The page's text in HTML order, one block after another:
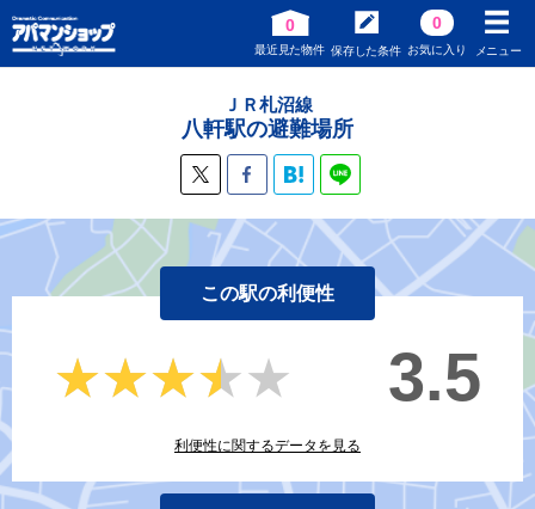
0
最近見た物件 保存した条件
0
お気に入り メニュー
ＪＲ札沼線
八軒駅の避難場所
この駅の利便性
★★★★★
★★★★★ 3.5
利便性に関するデータを見る